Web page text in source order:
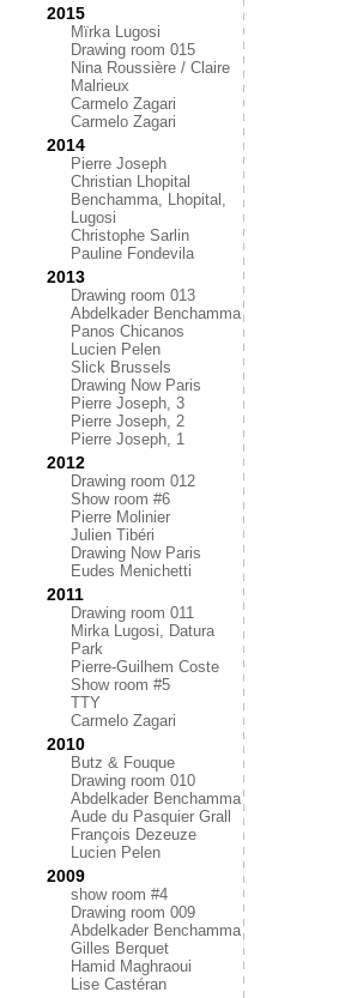
2015
Mïrka Lugosi
Drawing room 015
Nina Roussière / Claire
Malrieux
Carmelo Zagari
Carmelo Zagari
2014
Pierre Joseph
Christian Lhopital
Benchamma, Lhopital,
Lugosi
Christophe Sarlin
Pauline Fondevila
2013
Drawing room 013
Abdelkader Benchamma
Panos Chicanos
Lucien Pelen
Slick Brussels
Drawing Now Paris
Pierre Joseph, 3
Pierre Joseph, 2
Pierre Joseph, 1
2012
Drawing room 012
Show room #6
Pierre Molinier
Julien Tibéri
Drawing Now Paris
Eudes Menichetti
2011
Drawing room 011
Mirka Lugosi, Datura
Park
Pierre-Guilhem Coste
Show room #5
TTY
Carmelo Zagari
2010
Butz & Fouque
Drawing room 010
Abdelkader Benchamma
Aude du Pasquier Grall
François Dezeuze
Lucien Pelen
2009
show room #4
Drawing room 009
Abdelkader Benchamma
Gilles Berquet
Hamid Maghraoui
Lise Castéran